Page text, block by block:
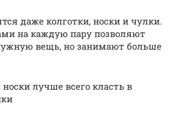
даже колготки, носки и чулки.
на каждую пару позволяют
вещь, но занимают больше
лучше всего класть в